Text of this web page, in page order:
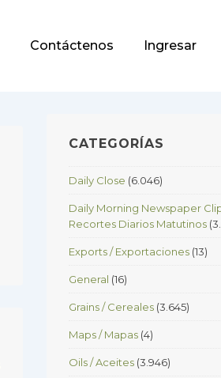
Contáctenos Ingresar
CATEGORÍAS
Daily Close (6.046)
Daily Morning Newspaper
Recortes Diarios Matutinos
Exports / Exportaciones (13)
General (16)
Grains / Cereales (3.645)
Maps / Mapas (4)
Oils / Aceites (3.946)